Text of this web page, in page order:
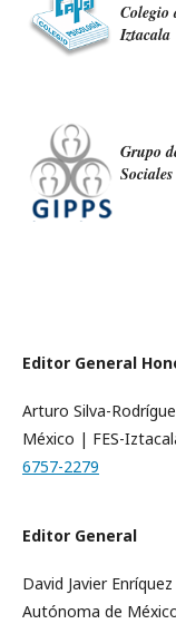
Colegio
Iztacala
Grupo
Sociales
Editor General
Arturo Silva-
México | FES-
6757-2279
Editor General
David Javier
Autónoma de